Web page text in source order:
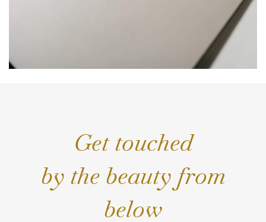
Get touched
by the beauty from
below